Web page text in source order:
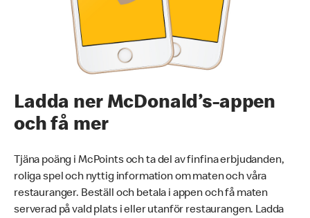
Ladda ner McDonald’s-appen
och få mer
Tjäna poäng i McPoints och ta del av finfina erbjudanden,
roliga spel och nyttig information om maten och våra
restauranger. Beställ och betala i appen och få maten
serverad på vald plats i eller utanför restaurangen. Ladda